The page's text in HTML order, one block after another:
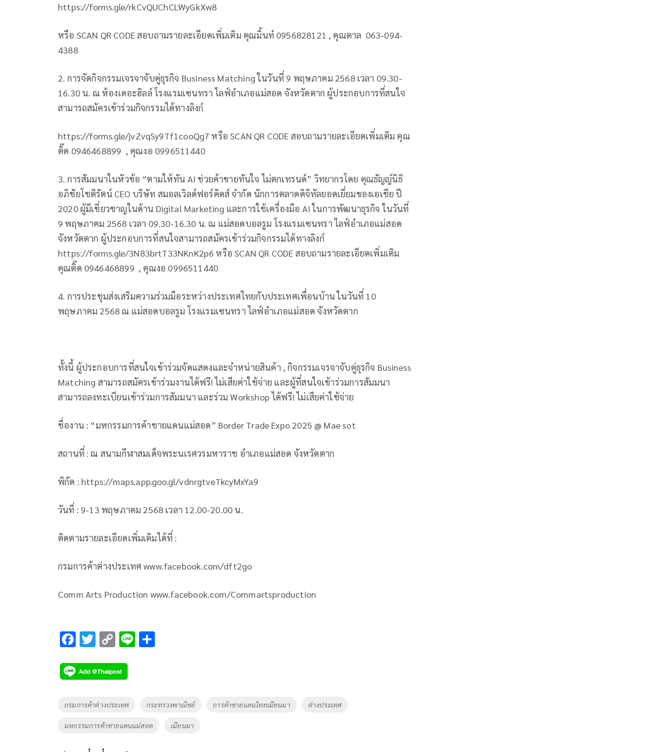
https://forms.gle/rkCvQUChCLWyGkXw8
หรือ SCAN QR CODE สอบถามรายละเอียดเพิ่มเติม คุณมิ้นท์ 0956828121 , คุณตาล 063-094-
4388
2. การจัดกิจกรรมเจรจาจับคู่ธุรกิจ Business Matching ในวันที่ 9 พฤษภาคม 2568 เวลา 09.30-
16.30 น. ณ ห้องเดอะฮิลล์ โรงแรมเซนทรา ไลฟ์อำเภอแม่สอด จังหวัดตาก ผู้ประกอบการที่สนใจ
สามารถสมัครเข้าร่วมกิจกรรมได้ทางลิงก์
https://forms.gle/jvZvqSy9Tf1cooQg7 หรือ SCAN QR CODE สอบถามรายละเอียดเพิ่มเติม คุณ
ติ๊ด 0946468899 , คุณงอ 0996511440
3. การสัมมนาในหัวข้อ “ตามให้ทัน AI ช่วยค้าขายทันใจ ไม่ตกเทรนด์” วิทยากรโดย คุณธัญญ์นิธิ
อภิชัยโชติรัตน์ CEO บริษัท สมอลเวิลด์ฟอร์คิดส์ จำกัด นักการตลาดดิจิทัลยอดเยี่ยมของเอเชีย ปี
2020 ผู้มีเชี่ยวชาญในด้าน Digital Marketing และการใช้เครื่องมือ AI ในการพัฒนาธุรกิจ ในวันที่
9 พฤษภาคม 2568 เวลา 09.30-16.30 น. ณ แม่สอดบอลรูม โรงแรมเซนทรา ไลฟ์อำเภอแม่สอด
จังหวัดตาก ผู้ประกอบการที่สนใจสามารถสมัครเข้าร่วมกิจกรรมได้ทางลิงก์
https://forms.gle/3N83brtT33NKnK2p6 หรือ SCAN QR CODE สอบถามรายละเอียดเพิ่มเติม
คุณติ๊ด 0946468899 , คุณงอ 0996511440
4. การประชุมส่งเสริมความร่วมมือระหว่างประเทศไทยกับประเทศเพื่อนบ้าน ในวันที่ 10
พฤษภาคม 2568 ณ แม่สอดบอลรูม โรงแรมเซนทรา ไลฟ์อำเภอแม่สอด จังหวัดตาก
ทั้งนี้ ผู้ประกอบการที่สนใจเข้าร่วมจัดแสดงและจำหน่ายสินค้า , กิจกรรมเจรจาจับคู่ธุรกิจ Business
Matching สามารถสมัครเข้าร่วมงานได้ฟรี! ไม่เสียค่าใช้จ่าย และผู้ที่สนใจเข้าร่วมการสัมมนา
สามารถลงทะเบียนเข้าร่วมการสัมมนา และร่วม Workshop ได้ฟรี! ไม่เสียค่าใช้จ่าย
ชื่องาน : “มหกรรมการค้าชายแดนแม่สอด” Border Trade Expo 2025 @ Mae sot
สถานที่ : ณ สนามกีฬาสมเด็จพระนเรศวรมหาราช อำเภอแม่สอด จังหวัดตาก
พิกัด : https://maps.app.goo.gl/vdnrgtveTkcyMxYa9
วันที่ : 9-13 พฤษภาคม 2568 เวลา 12.00-20.00 น.
ติดตามรายละเอียดเพิ่มเติมได้ที่ :
กรมการค้าต่างประเทศ www.facebook.com/dft2go
Comm Arts Production www.facebook.com/Commartsproduction
F
e
b
o
k
T
tt
er
C
p
y
Li
k
Li
Tags
กรมการค้าต่างประเทศ กระทรวงพาณิชย์ การค้าชายแดนไทยเมียนมา ต่างประเทศ
มหกรรมการค้าชายแดนแม่สอด เมียนมา